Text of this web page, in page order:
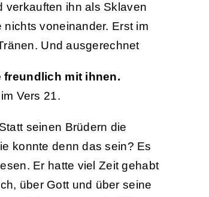
verkauften ihn als Sklaven
voneinander. Erst im
Und ausgerechnet
freundlich mit ihnen.
Vers 21.
seinen Brüdern die
konnte denn das sein? Es
Er hatte viel Zeit gehabt
über Gott und über seine